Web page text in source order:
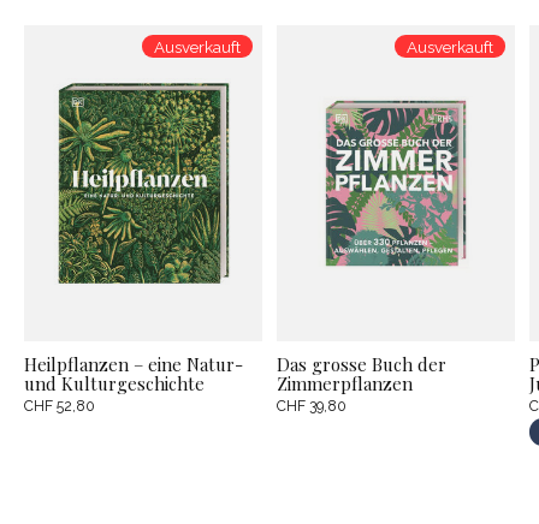
Ausverkauft
Heilpflanzen – eine Natur-
und Kulturgeschichte
CHF 52,80
Ausverkauft
Das grosse Buch der
Zimmerpflanzen
CHF 39,80